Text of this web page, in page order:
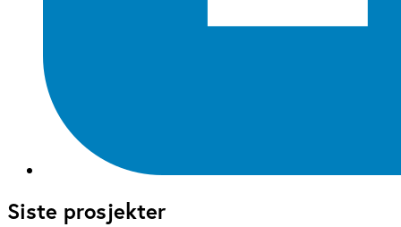
Siste prosjekter